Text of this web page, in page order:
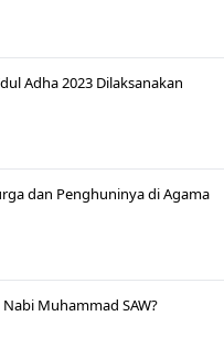
Adha 2023 Dilaksanakan
dan Penghuninya di Agama
Muhammad SAW?